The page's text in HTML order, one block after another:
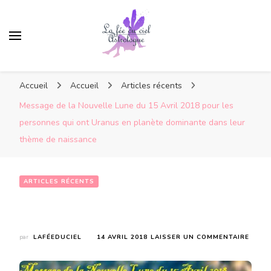
Accueil Accueil
Articles récents
Message de la Nouvelle Lune du 15 Avril 2018 pour les
personnes qui ont Uranus en planète dominante dans leur
thème de naissance
ARTICLES RÉCENTS
par LAFÉEDUCIEL 14 AVRIL 2018 LAISSER UN COMMENTAIRE
LA